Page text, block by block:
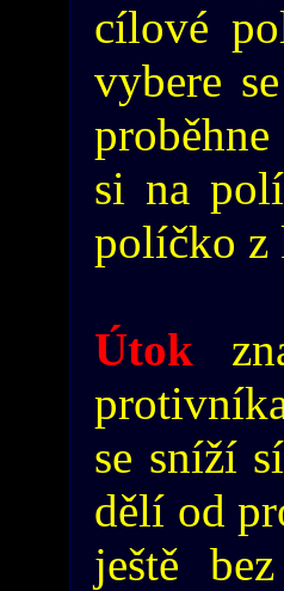
cílové
vybere
si na
políčko z
Útok
se sníží
dělí od
ještě